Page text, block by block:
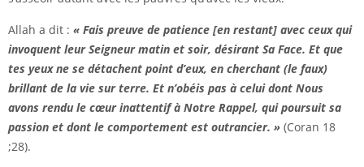
Allah a dit : « Fais preuve de patience [en restant] avec ceux qui
invoquent leur Seigneur matin et soir, désirant Sa Face. Et que
tes yeux ne se détachent point d’eux, en cherchant (le faux)
brillant de la vie sur terre. Et n’obéis pas à celui dont Nous
avons rendu le cœur inattentif à Notre Rappel, qui poursuit sa
passion et dont le comportement est outrancier. » (Coran 18
;28).